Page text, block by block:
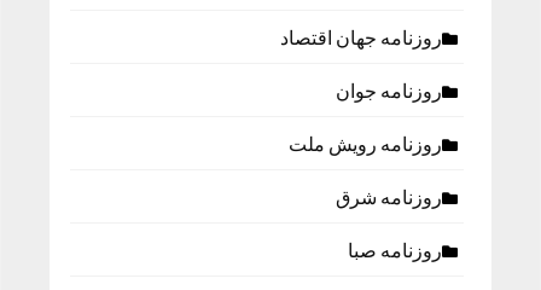
روزنامه جهان اقتصاد
روزنامه جوان
روزنامه رویش ملت
روزنامه شرق
روزنامه صبا